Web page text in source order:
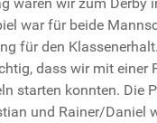
war für beide
für den
dass wir mit einer
starten konnten. Die
und Rainer/Daniel